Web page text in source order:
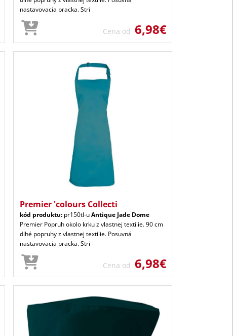
nastavovacia pracka. Stri
Cena od 6,98€
Premier 'colours Collecti
kód produktu: pr150tl-uAntique Jade Dome
Premier Popruh okolo krku z vlastnej textílie. 90 cm
dlhé popruhy z vlastnej textílie. Posuvná
nastavovacia pracka. Stri
Cena od 6,98€